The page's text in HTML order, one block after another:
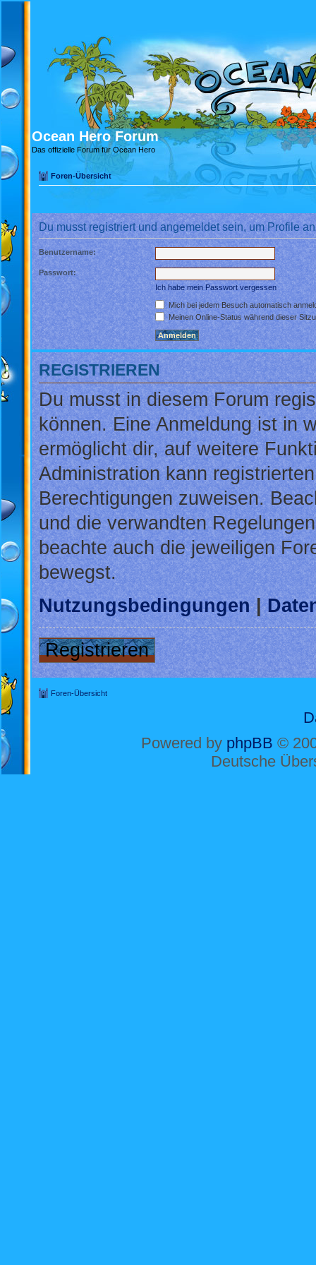
Ocean Hero Forum
Das offizielle Forum für Ocean Hero
Foren-Übersicht
Du musst registriert und angemeldet sein, um Profile
Benutzername:
Passwort:
Ich habe mein Passwort vergessen
Mich bei jedem Besuch automatisch
Meinen Online-Status während dieser
REGISTRIEREN
Du musst in diesem Forum
können. Eine Anmeldung ist in
ermöglicht dir, auf weitere
Administration kann
Berechtigungen zuweisen.
und die verwandten
beachte auch die jeweiligen
bewegst.
Nutzungsbedingungen|
Registrieren
Foren-Übersicht
Powered by phpBB ©
Deutsche